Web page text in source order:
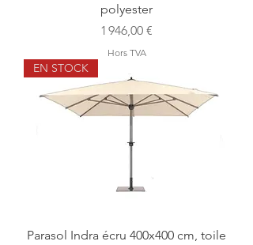
polyester
Prix
1 946,00 €
Hors TVA
EN STOCK
Parasol Indra écru 400x400 cm, toile